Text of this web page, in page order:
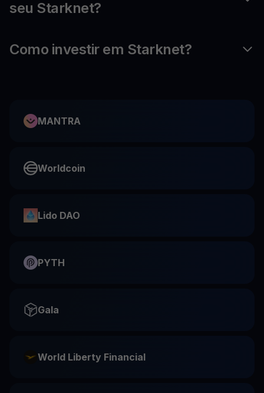
seu Starknet?
Como investir em Starknet?
MANTRA
Worldcoin
Lido DAO
PYTH
Gala
World Liberty Financial